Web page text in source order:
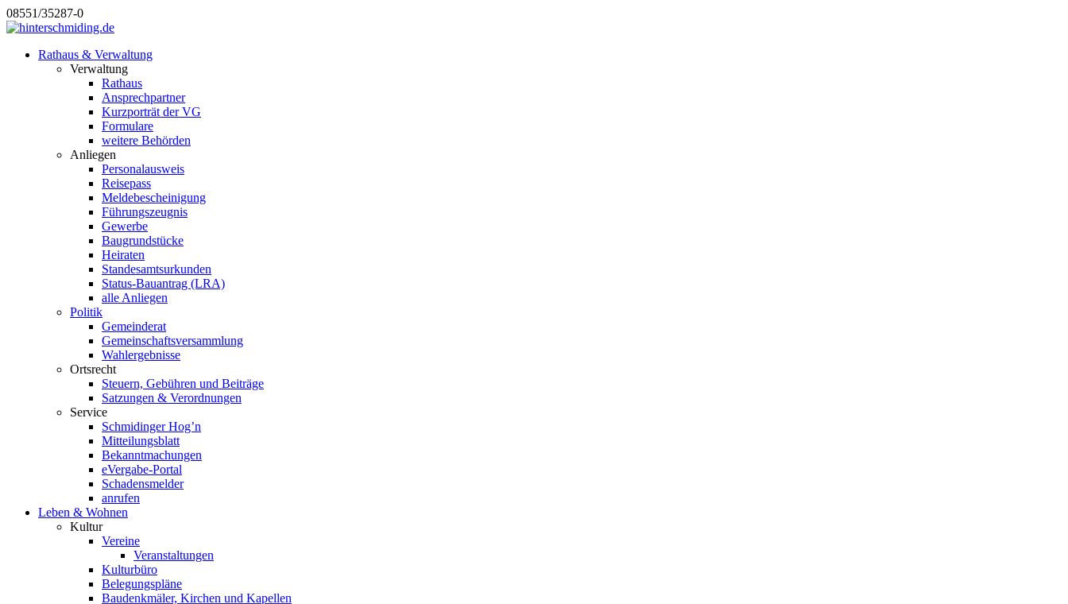
08551/35287-0
Rathaus & Verwaltung
Verwaltung
Rathaus
Ansprechpartner
Kurzporträt der VG
Formulare
weitere Behörden
Anliegen
Personalausweis
Reisepass
Meldebescheinigung
Führungszeugnis
Gewerbe
Baugrundstücke
Heiraten
Standesamtsurkunden
Status-Bauantrag (LRA)
alle Anliegen
Politik
Gemeinderat
Gemeinschaftsversammlung
Wahlergebnisse
Ortsrecht
Steuern, Gebühren und Beiträge
Satzungen & Verordnungen
Service
Schmidinger Hog’n
Mitteilungsblatt
Bekanntmachungen
eVergabe-Portal
Schadensmelder
anrufen
Leben & Wohnen
Kultur
Vereine
Veranstaltungen
Kulturbüro
Belegungspläne
Baudenkmäler, Kirchen und Kapellen